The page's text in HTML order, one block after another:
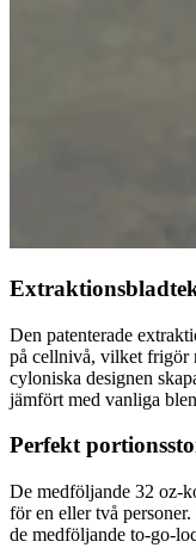
Den patenterade
på cellnivå, vilket frigör
cyloniska designen
jämfört med vanliga
Perfekt
De medföljande 32 oz-
för en eller två
de medföljande to-go-